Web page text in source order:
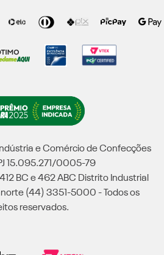
e Comércio de Confecções
15.095.271/0005-79
BC e 462 ABC Distrito Industrial
(44) 3351-5000 - Todos os
reservados.